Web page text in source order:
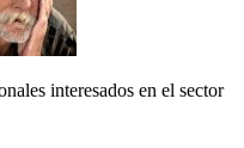
interesados en el sector